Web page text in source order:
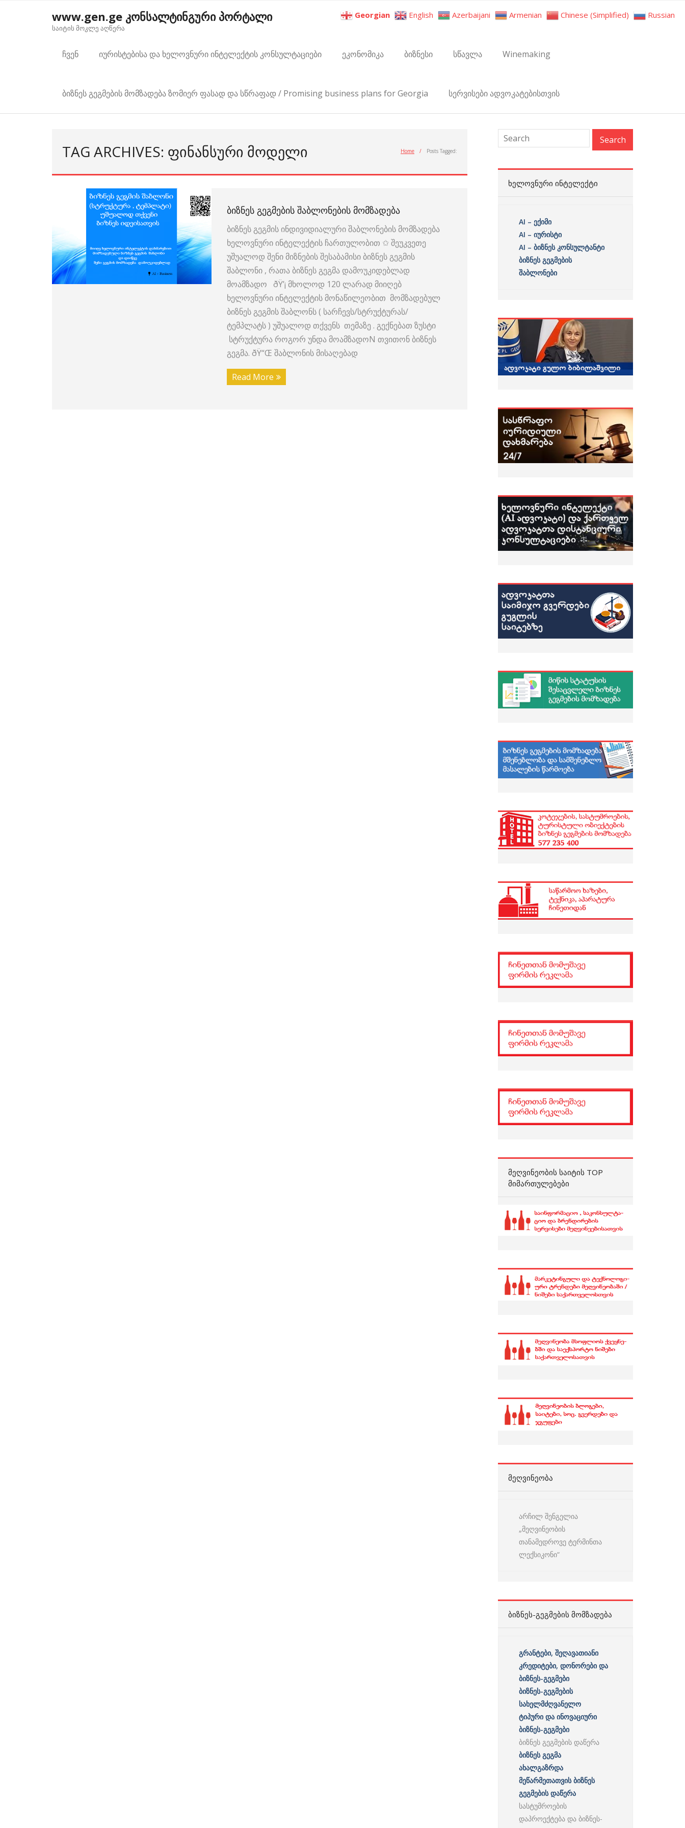
www.gen.ge კონსალტინგური პორტალი
საიტის მოკლე აღწერა
ჩვენ იურისტებისა და ხელოვნური ინტელექტის კონსულტაციები ეკონომიკა ბიზნესი სწავლა Winemaking
ბიზნეს გეგმების მომზადება ზომიერ ფასად და სწრაფად / Promising business plans for Georgia სერვისები ადვოკატებისთვის
TAG ARCHIVES: ᲤᲘᲜᲐᲜᲡᲣᲠᲘ ᲛᲝᲓᲔᲚᲘ Home / Posts Tagged:
ᲑᲘᲖᲜᲔᲡ ᲒᲔᲒᲛᲔᲑᲘᲡ ᲨᲐᲑᲚᲝᲜᲔᲑᲘᲡ ᲛᲝᲛᲖᲐᲓᲔᲑᲐ
ბიზნეს გეგმის ინდივიდიალური შაბლონების მომზადება
ხელოვნური ინტელექტის ჩართულობით ✩ შეუკვეთე
უშუალოდ შენი მიზნების შესაბამისი ბიზნეს გეგმის
შაბლონი , რათა ბიზნეს გეგმა დამოუკიდებლად
მოამზადო ðŸ’¡ მხოლოდ 120 ლარად მიიღებ
ხელოვნური ინტელექტის მონაწილეობით მომზადებულ
ბიზნეს გეგმის შაბლონს ( სარჩევს/სტრუქტურას/
ტემპლატს ) უშუალოდ თქვენს თემაზე . გექნებათ ზუსტი
სტრუქტურა როგორ უნდა მოამზადოN თვითონ ბიზნეს
გეგმა. ðŸ“Œ შაბლონის მისაღებად
Read More
ᲮᲔᲚᲝᲕᲜᲣᲠᲘ ᲘᲜᲢᲔᲚᲔᲥᲢᲘ
AI – ექიმი
AI – იურისტი
AI – ბიზნეს კონსულტანტი
ბიზნეს გეგმების
შაბლონები
ᲛᲔᲦᲕᲘᲜᲔᲝᲑᲘᲡ ᲡᲐᲘᲢᲘᲡ TOP
ᲛᲘᲛᲐᲠᲗᲣᲚᲔᲑᲔᲑᲘ
ᲛᲔᲦᲕᲘᲜᲔᲝᲑᲐ
არჩილ შენგელია
„მეღვინეობის
თანამედროვე ტერმინთა
ლექსიკონი“
ᲑᲘᲖᲜᲔᲡ-ᲒᲔᲒᲛᲔᲑᲘᲡ ᲛᲝᲛᲖᲐᲓᲔᲑᲐ
გრანტები, შეღავათიანი
კრედიტები, დონორები და
ბიზნეს-გეგმები
ბიზნეს-გეგმების
სახელმძღვანელო
ტიპური და ინოვაციური
ბიზნეს-გეგმები
ბიზნეს გეგმების დაწერა
ბიზნეს გეგმა
ახალგაზრდა
მეწარმეთათვის ბიზნეს
გეგმების დაწერა
სასტუმროების
დაპროექტება და ბიზნეს-
Georgian English Azerbaijani Armenian Chinese (Simplified) Russian